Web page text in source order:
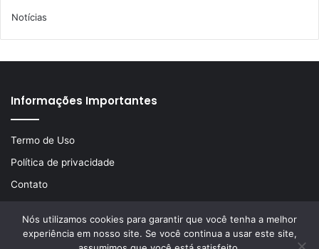
Notícias
Informações Importantes
Termo de Uso
Política de privacidade
Contato
© Copyright 2026, Todos os direitos reservados | Desenvolvido
Nós utilizamos cookies para garantir que você tenha a melhor
experiência em nosso site. Se você continua a usar este site,